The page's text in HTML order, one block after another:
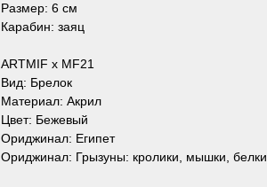
Размер: 6 см
Карабин: заяц
ARTMIF х MF21
Вид: Брелок
Материал: Акрил
Цвет: Бежевый
Ориджинал: Египет
Ориджинал: Грызуны: кролики, мышки, белки